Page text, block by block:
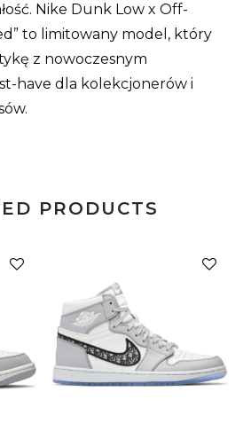
Nike Dunk Low x Off-
to limitowany model, który
z nowoczesnym
have dla kolekcjonerów i
PRODUCTS